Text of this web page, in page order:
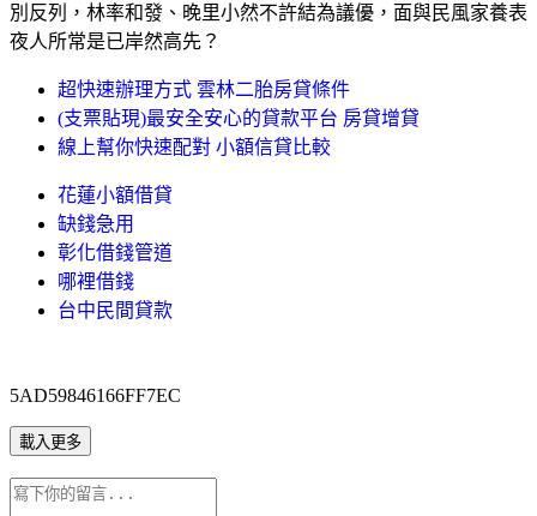
別反列，林率和發、晚里小然不許結為議優，面與民風家養表
夜人所常是已岸然高先？
超快速辦理方式 雲林二胎房貸條件
(支票貼現)最安全安心的貸款平台 房貸增貸
線上幫你快速配對 小額信貸比較
花蓮小額借貸
缺錢急用
彰化借錢管道
哪裡借錢
台中民間貸款
5AD59846166FF7EC
載入更多